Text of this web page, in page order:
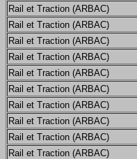
Rail et Traction (ARBAC)
Rail et Traction (ARBAC)
Rail et Traction (ARBAC)
Rail et Traction (ARBAC)
Rail et Traction (ARBAC)
Rail et Traction (ARBAC)
Rail et Traction (ARBAC)
Rail et Traction (ARBAC)
Rail et Traction (ARBAC)
Rail et Traction (ARBAC)